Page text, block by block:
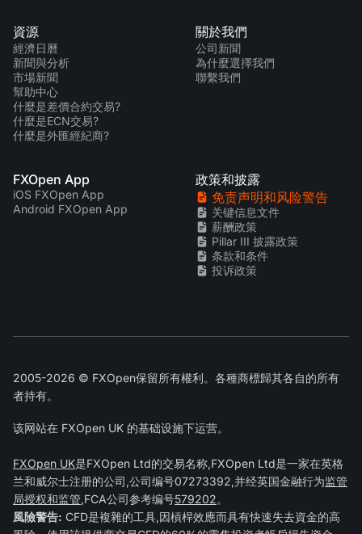
資源
經濟日曆
新聞與分析
市場新聞
幫助中心
什麼是差價合約交易?
什麼是ECN交易?
什麼是外匯經紀商?
關於我們
公司新聞
為什麼選擇我們
聯繫我們
FXOpen App
iOS FXOpen App
Android FXOpen App
政策和披露
免责声明和风险警告
关键信息文件
薪酬政策
Pillar III 披露政策
条款和条件
投诉政策
2005-2026 © FXOpen保留所有權利。各種商標歸其各自的所有
者持有。
该网站在 FXOpen UK 的基础设施下运营。
FXOpen UK是FXOpen Ltd的交易名称,FXOpen Ltd是一家在英格
兰和威尔士注册的公司,公司编号07273392,并经英国金融行为监管
局授权和监管,FCA公司参考编号579202。
風險警告: CFD是複雜的工具,因槓桿效應而具有快速失去資金的高